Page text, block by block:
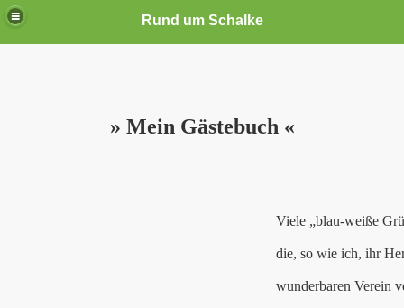
Rund um Schalke
» Mein Gästebuch «
Viele „blau-weiße
die, so wie ich, ihr
wunderbaren Verein